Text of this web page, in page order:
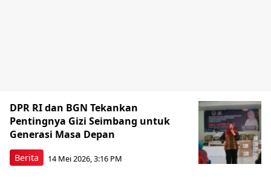
Berita
DPR RI dan BGN Tekankan
Pentingnya Gizi Seimbang untuk
Generasi Masa Depan
14 Mei 2026, 3:16 PM